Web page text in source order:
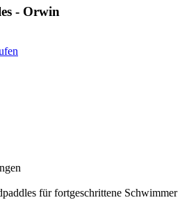
- Orwin
für fortgeschrittene Schwimmer